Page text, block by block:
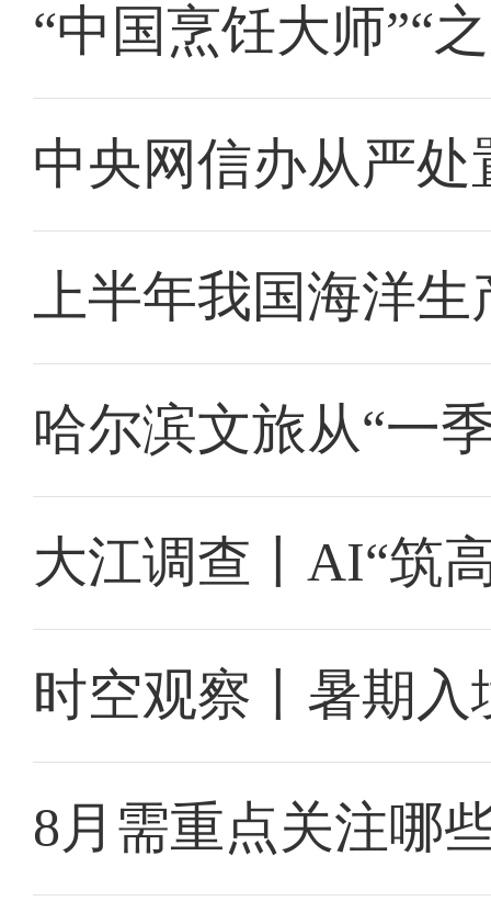
“中国烹饪大师”“
中央网信办从严
上半年我国海洋生
哈尔滨文旅从“一
大江调查丨AI“筑
时空观察丨暑期入
8月需重点关注哪